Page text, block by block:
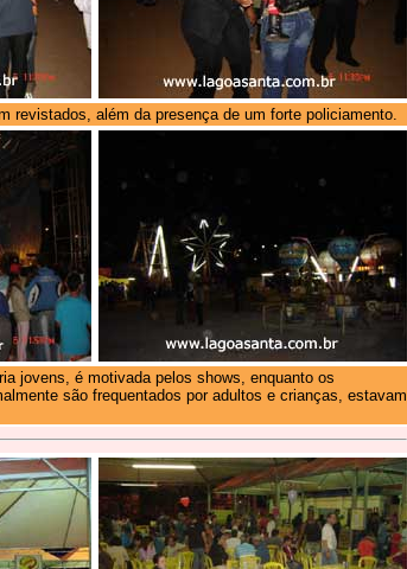
revistados, além da presença de um forte policiamento.
jovens, é motivada pelos shows, enquanto os
são frequentados por adultos e crianças, estavam